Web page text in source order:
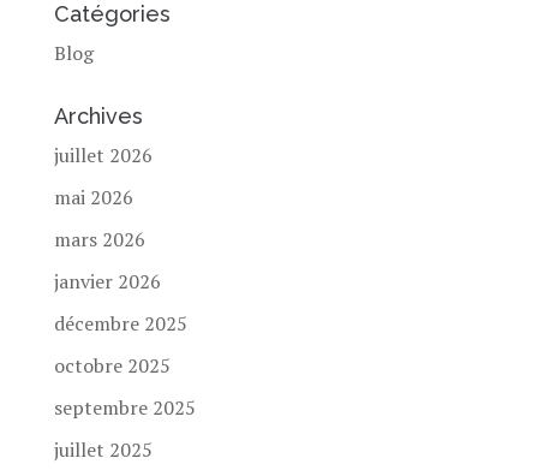
Catégories
Blog
Archives
juillet 2026
mai 2026
mars 2026
janvier 2026
décembre 2025
octobre 2025
septembre 2025
juillet 2025